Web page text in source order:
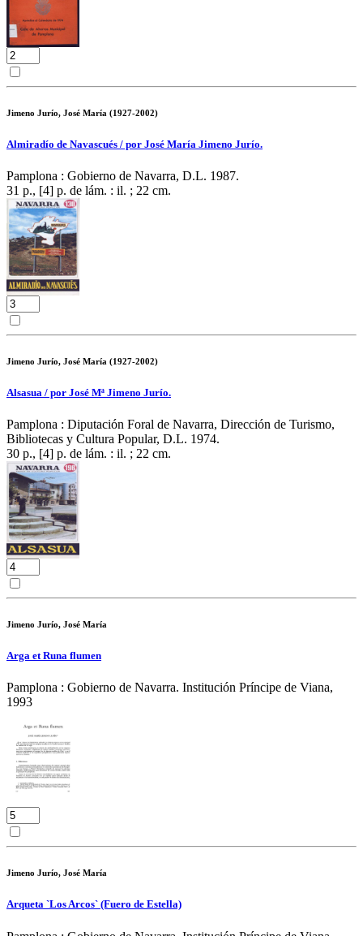
Jimeno Jurío, José María (1927-2002)
Almiradío de Navascués / por José María Jimeno Jurío.
Pamplona : Gobierno de Navarra, D.L. 1987.
31 p., [4] p. de lám. : il. ; 22 cm.
Jimeno Jurío, José María (1927-2002)
Alsasua / por José Mª Jimeno Jurío.
Pamplona : Diputación Foral de Navarra, Dirección de Turismo,
Bibliotecas y Cultura Popular, D.L. 1974.
30 p., [4] p. de lám. : il. ; 22 cm.
Jimeno Jurío, José María
Arga et Runa flumen
Pamplona : Gobierno de Navarra. Institución Príncipe de Viana,
1993
Jimeno Jurío, José María
Arqueta `Los Arcos` (Fuero de Estella)